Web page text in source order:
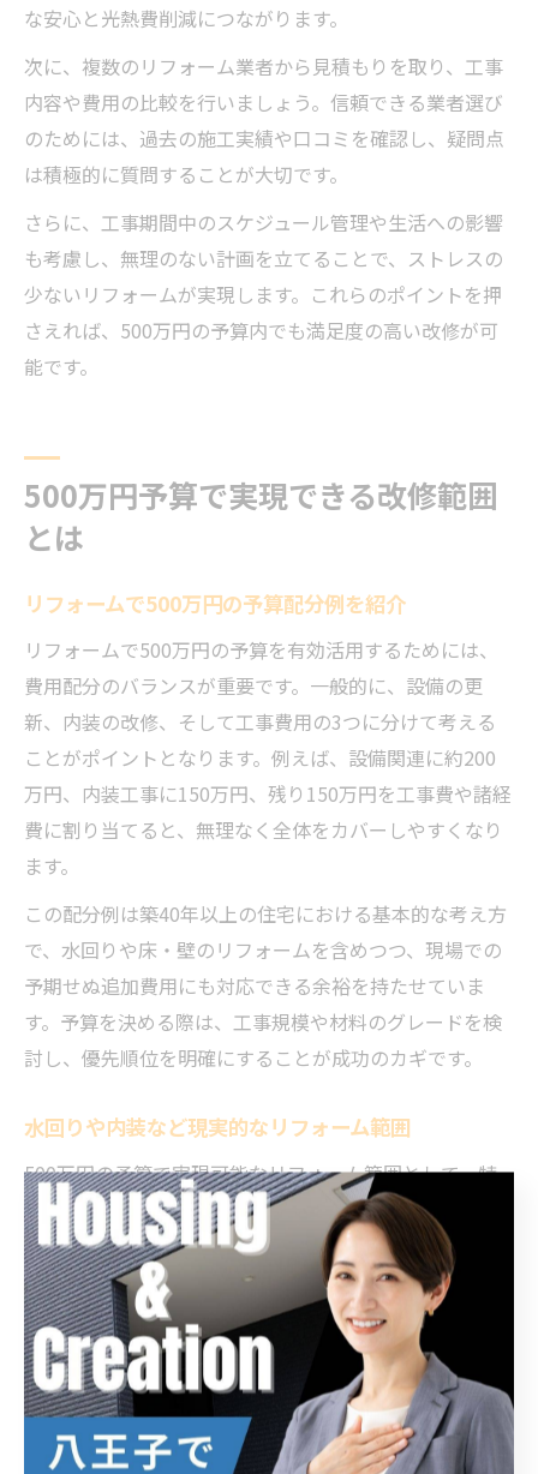
な安心と光熱費削減につながります。
次に、複数のリフォーム業者から見積もりを取り、工事
内容や費用の比較を行いましょう。信頼できる業者選び
のためには、過去の施工実績や口コミを確認し、疑問点
は積極的に質問することが大切です。
さらに、工事期間中のスケジュール管理や生活への影響
も考慮し、無理のない計画を立てることで、ストレスの
少ないリフォームが実現します。これらのポイントを押
さえれば、500万円の予算内でも満足度の高い改修が可
能です。
500万円予算で実現できる改修範囲
とは
リフォームで500万円の予算配分例を紹介
リフォームで500万円の予算を有効活用するためには、
費用配分のバランスが重要です。一般的に、設備の更
新、内装の改修、そして工事費用の3つに分けて考える
ことがポイントとなります。例えば、設備関連に約200
万円、内装工事に150万円、残り150万円を工事費や諸経
費に割り当てると、無理なく全体をカバーしやすくなり
ます。
この配分例は築40年以上の住宅における基本的な考え方
で、水回りや床・壁のリフォームを含めつつ、現場での
予期せぬ追加費用にも対応できる余裕を持たせていま
す。予算を決める際は、工事規模や材料のグレードを検
討し、優先順位を明確にすることが成功のカギです。
水回りや内装など現実的なリフォーム範囲
500万円の予算で実現可能なリフォーム範囲として、特
に水回りの改修は重要なポイントです。キッチンや浴
室、トイレの設備更新は住み心地を大きく改善し、耐久
性や省エネ性能の向上にもつながります。これらは一般
的に費用がかかるため、予算の約40％を割り当てるケー
スが多いです。
また、内装面では壁紙の張り替えや床材の交換、断熱性
能向上を目的とした窓まわりの改修などが現実的な範囲